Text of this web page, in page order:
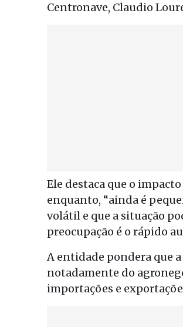
Centronave, Claudio
Ele destaca que o
enquanto, “ainda é
volátil e que a situação
preocupação é o rápido
A entidade pondera que
notadamente do
importações e